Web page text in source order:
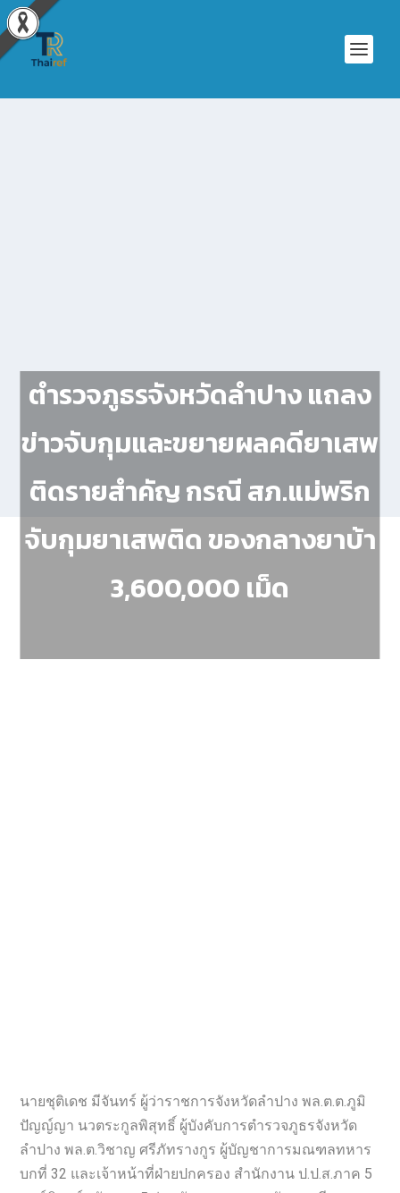
ตำรวจภูธรจังหวัดลำปาง แถลง
ข่าวจับกุมและขยายผลคดียาเสพ
ติดรายสำคัญ กรณี สภ.แม่พริก
จับกุมยาเสพติด ของกลางยาบ้า
3,600,000 เม็ด
นายชุติเดช มีจันทร์ ผู้ว่าราชการจังหวัดลำปาง พล.ต.ต.ภูมิ
ปัญญ์ญา นวตระกูลพิสุทธิ์ ผู้บังคับการตำรวจภูธรจังหวัด
ลำปาง พล.ต.วิชาญ ศรีภัทรางกูร ผู้บัญชาการมณฑลทหาร
บกที่ 32 และเจ้าหน้าที่ฝ่ายปกครอง สำนักงาน ป.ป.ส.ภาค 5